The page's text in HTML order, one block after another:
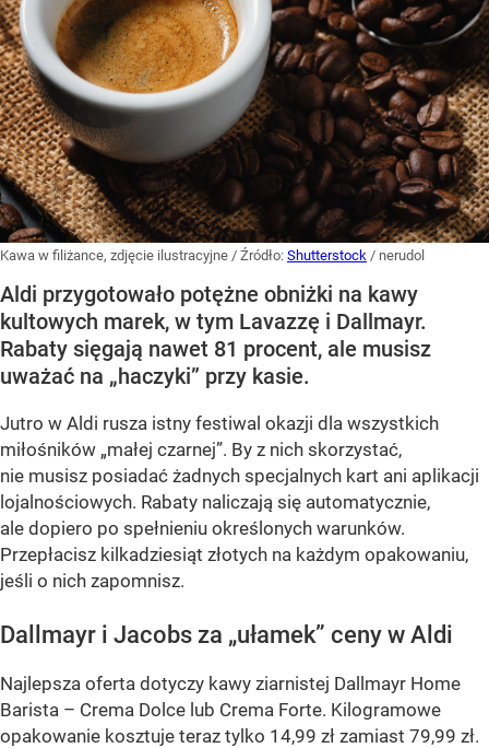
Kawa w filiżance, zdjęcie ilustracyjne / Źródło: Shutterstock / nerudol
Aldi przygotowało potężne obniżki na kawy
kultowych marek, w tym Lavazzę i Dallmayr.
Rabaty sięgają nawet 81 procent, ale musisz
uważać na „haczyki” przy kasie.
Jutro w Aldi rusza istny festiwal okazji dla wszystkich
miłośników „małej czarnej”. By z nich skorzystać,
nie musisz posiadać żadnych specjalnych kart ani aplikacji
lojalnościowych. Rabaty naliczają się automatycznie,
ale dopiero po spełnieniu określonych warunków.
Przepłacisz kilkadziesiąt złotych na każdym opakowaniu,
jeśli o nich zapomnisz.
Dallmayr i Jacobs za „ułamek” ceny w Aldi
Najlepsza oferta dotyczy kawy ziarnistej Dallmayr Home
Barista – Crema Dolce lub Crema Forte. Kilogramowe
opakowanie kosztuje teraz tylko 14,99 zł zamiast 79,99 zł.